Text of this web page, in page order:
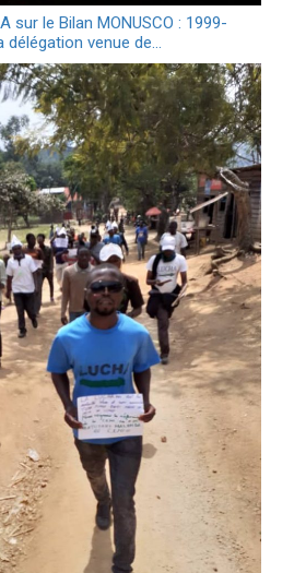
sur le Bilan MONUSCO : 1999-
délégation venue de…